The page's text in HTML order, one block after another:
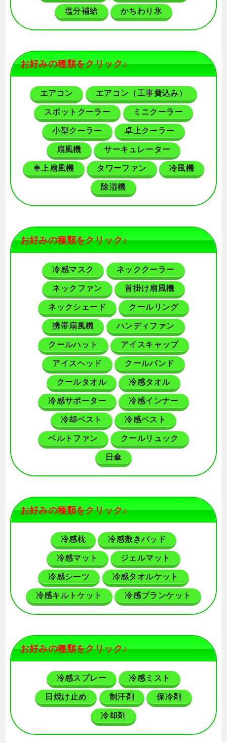
塩分補給
かちわり氷
お好みの種類をクリック♪
エアコン
エアコン（工事費込み）
スポットクーラー
ミニクーラー
小型クーラー
卓上クーラー
扇風機
サーキュレーター
卓上扇風機
タワーファン
冷風機
除湿機
お好みの種類をクリック♪
冷感マスク
ネッククーラー
ネックファン
首掛け扇風機
ネックシェード
クールリング
携帯扇風機
ハンディファン
クールハット
アイスキャップ
アイスヘッド
クールバンド
クールタオル
冷感タオル
冷感サポーター
冷感インナー
冷却ベスト
冷感ベスト
ベルトファン
クールリュック
日傘
お好みの種類をクリック♪
冷感枕
冷感敷きパッド
冷感マット
ジェルマット
冷感シーツ
冷感タオルケット
冷感キルトケット
冷感ブランケット
お好みの種類をクリック♪
冷感スプレー
冷感ミスト
日焼け止め
制汗剤
保冷剤
冷却剤